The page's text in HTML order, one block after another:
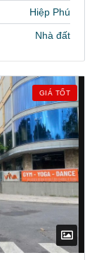
Hiệp Phú
Nhà đất
GIÁ TỐT